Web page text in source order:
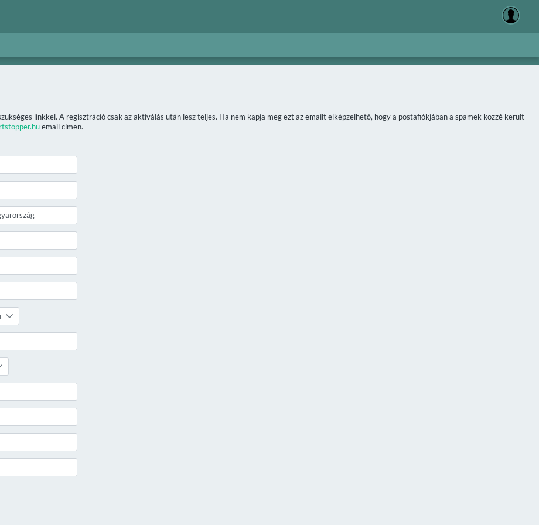
linkkel. A regisztráció csak az aktiválás után lesz teljes. Ha nem kapja meg ezt az emailt elképzelhető, hogy a postafiókjában a spamek közzé került
email címen.